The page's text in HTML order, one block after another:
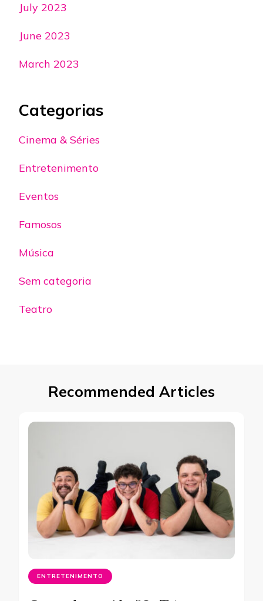
July 2023
June 2023
March 2023
Categorias
Cinema & Séries
Entretenimento
Eventos
Famosos
Música
Sem categoria
Teatro
Recommended Articles
ENTRETENIMENTO